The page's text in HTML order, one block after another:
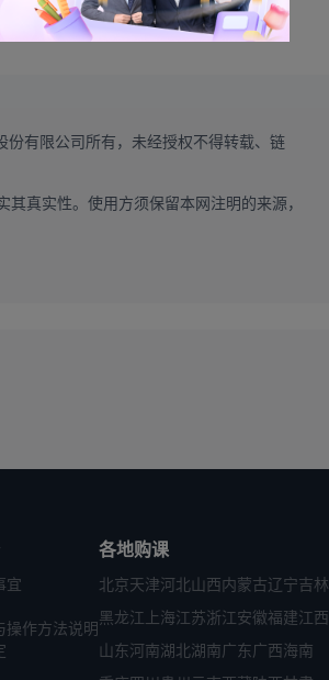
份有限公司所有，未经授权不得转载、链
真实性。使用方须保留本网注明的来源，
宜
操作方法说明
各地购课
北京天津河北山西内蒙古辽宁吉林
黑龙江 上海江苏浙江安徽福建江西
山东河南湖北湖南广东广西海南